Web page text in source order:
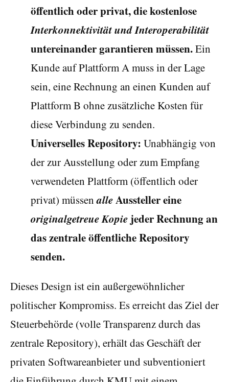
öffentlich oder privat, die kostenlose
Interkonnektivität und Interoperabilität
untereinander garantieren müssen.Ein
Kunde auf Plattform A muss in der Lage
sein, eine Rechnung an einen Kunden auf
Plattform B ohne zusätzliche Kosten für
diese Verbindung zu senden.
Universelles Repository: Unabhängig von
der zur Ausstellung oder zum Empfang
verwendeten Plattform (öffentlich oder
privat) müssenalleAussteller eine
originalgetreue Kopie jeder Rechnung an
das zentrale öffentliche Repository
senden.
Dieses Design ist ein außergewöhnlicher
politischer Kompromiss. Es erreicht das Ziel der
Steuerbehörde (volle Transparenz durch das
zentrale Repository), erhält das Geschäft der
privaten Softwareanbieter und subventioniert